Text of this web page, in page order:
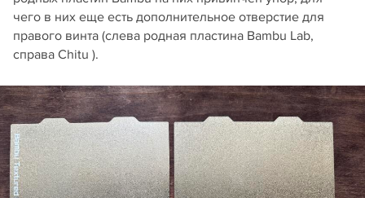
чего в них еще есть дополнительное отверстие для
правого винта (слева родная пластина Bambu Lab,
справа Chitu ).